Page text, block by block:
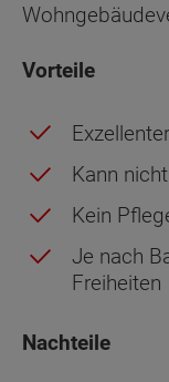
Vorteile
Kann
Kein
Je nach
Freiheiten
Nachteile